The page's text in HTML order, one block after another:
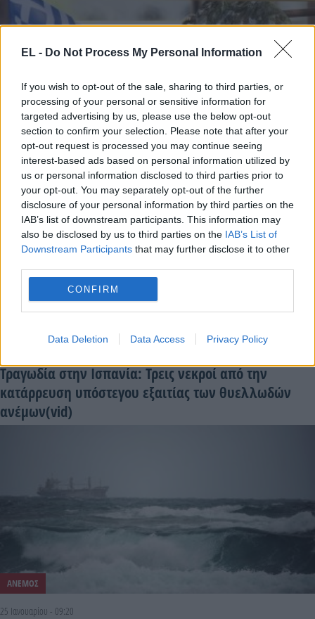
EL - Do Not Process My Personal Information
If you wish to opt-out of the sale, sharing to third parties, or
processing of your personal or sensitive information for
targeted advertising by us, please use the below opt-out
section to confirm your selection. Please note that after your
opt-out request is processed you may continue seeing
interest-based ads based on personal information utilized by
us or personal information disclosed to third parties prior to
your opt-out. You may separately opt-out of the further
disclosure of your personal information by third parties on the
IAB’s list of downstream participants. This information may
also be disclosed by us to third parties on the IAB’s List of
Downstream Participants that may further disclose it to other
CONFIRM
Data Deletion Data Access Privacy Policy
6 Δεκεμβρίου - 07:37
Ο “Άνεμος” της Κλαυδίας ήρθε για να τα παρασύρει
όλα
ΑΝΕΜΟΣ
4 Απριλίου - 17:17
Τραγωδία στην Ισπανία: Τρεις νεκροί από την
κατάρρευση υπόστεγου εξαιτίας των θυελλωδών
ανέμων(vid)
ΑΝΕΜΟΣ
25 Ιανουαρίου - 09:20